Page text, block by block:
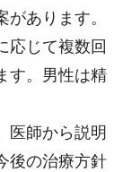
あります。
応じて複数回
す。男性は精
医師から説明
後の治療方針